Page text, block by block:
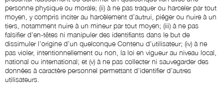
personne physique ou morale; (ii) à ne pas traquer ou harceler par tout
moyen, y compris inciter au harcèlement d’autrui, piéger ou nuire à un
tiers, notamment nuire à un mineur par tout moyen; (iii) à ne pas
falsifier d’en-têtes ni manipuler des identifiants dans le but de
dissimuler l’origine d’un quelconque Contenu d’utilisateur; (iv) à ne
pas violer, intentionnellement ou non, la loi en vigueur au niveau local,
national ou international; et (v) à ne pas collecter ni sauvegarder des
données à caractère personnel permettant d’identifier d’autres
utilisateurs.